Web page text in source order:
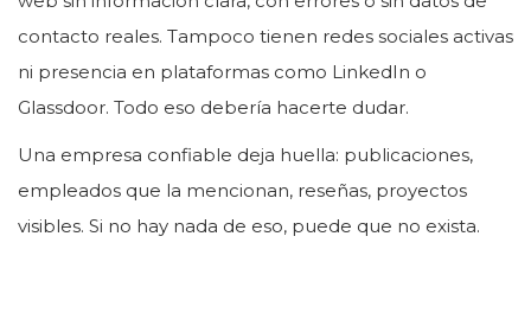
contacto reales. Tampoco tienen redes sociales activas
ni presencia en plataformas como LinkedIn o
Glassdoor. Todo eso debería hacerte dudar.
Una empresa confiable deja huella: publicaciones,
empleados que la mencionan, reseñas, proyectos
visibles. Si no hay nada de eso, puede que no exista.